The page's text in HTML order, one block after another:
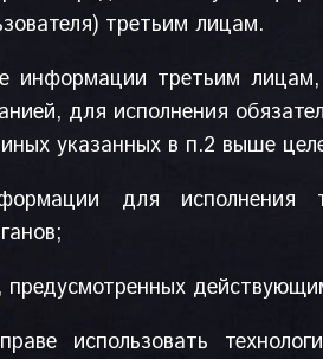
третьим лицам.
информации третьим
для исполнения
указанных в п.2 выше
для исполнения
предусмотренных
использовать